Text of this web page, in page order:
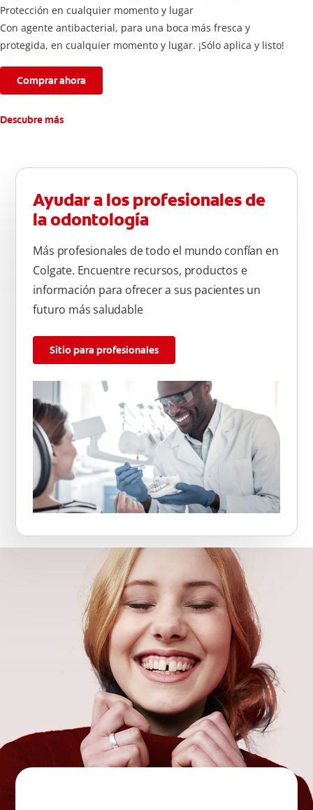
Protección en cualquier momento y lugar
Con agente antibacterial, para una boca más fresca y
protegida, en cualquier momento y lugar. ¡Sólo aplica y listo!
Comprar ahora
Descubre más
Ayudar a los profesionales de
la odontología
Más profesionales de todo el mundo confían en
Colgate. Encuentre recursos, productos e
información para ofrecer a sus pacientes un
futuro más saludable
Sitio para profesionales